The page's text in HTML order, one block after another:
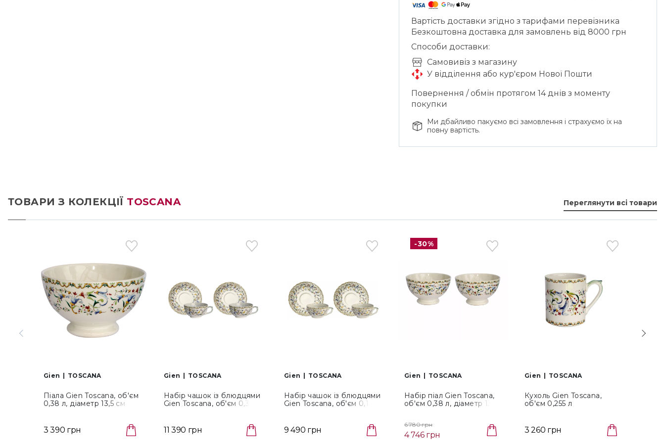
Вартість доставки згідно з тарифами перевізника
Безкоштовна доставка для замовлень від 8000 грн
Способи доставки:
Cамовивіз з магазину
У відділення або кур'єром Нової Пошти
Повернення / обмін протягом 14 днів з моменту
покупки
Ми дбайливо пакуємо всі замовлення і страхуємо їх на
повну вартість.
ТОВАРИ З КОЛЕКЦІЇ TOSCANA Переглянути всі товари
Gien TOSCANA
Піала Gien Toscana, об'єм
0,38 л, діаметр 13,5 см
3 390 грн
Gien TOSCANA
Набір чашок із блюдцями
Gien Toscana, об'єм 0,3 л,
11 390 грн
Gien TOSCANA
Набір чашок із блюдцями
Gien Toscana, об'єм 0,13 л,
9 490 грн
-30%
Gien TOSCANA
Набір піал Gien Toscana,
об'єм 0,38 л, діаметр 13,5
6 780 грн
4 746 грн
Gien TOSCANA
Кухоль Gien Toscana,
об'єм 0,255 л
3 260 грн